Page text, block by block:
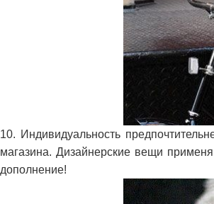
10. Индивидуальность
магазина. Дизайнерские вещи
дополнение!